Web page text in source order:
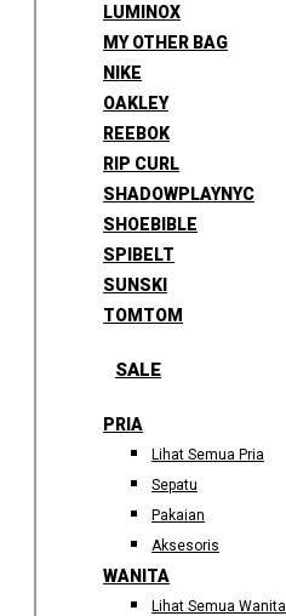
LUMINOX
MY OTHER BAG
NIKE
OAKLEY
REEBOK
RIP CURL
SHADOWPLAYNYC
SHOEBIBLE
SPIBELT
SUNSKI
TOMTOM
SALE
PRIA
Lihat Semua Pria
Sepatu
Pakaian
Aksesoris
WANITA
Lihat Semua Wanita